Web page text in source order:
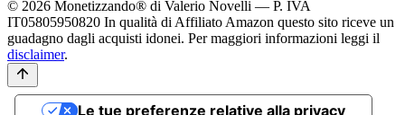
© 2026 Monetizzando® di Valerio Novelli — P. IVA
IT05805950820 In qualità di Affiliato Amazon questo sito riceve un
guadagno dagli acquisti idonei. Per maggiori informazioni leggi il
disclaimer.
Le tue preferenze relative alla privacy